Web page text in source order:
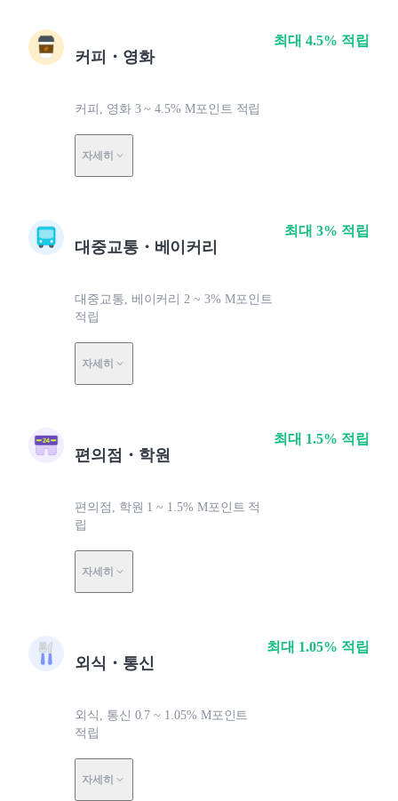
커피・영화
커피, 영화 3 ~ 4.5% M포인트 적립
자세히
최대 4.5% 적립
대중교통・베이커리
대중교통, 베이커리 2 ~ 3% M포인트
적립
자세히
최대 3% 적립
편의점・학원
편의점, 학원 1 ~ 1.5% M포인트 적
립
자세히
최대 1.5% 적립
외식・통신
외식, 통신 0.7 ~ 1.05% M포인트
적립
자세히
최대 1.05% 적립